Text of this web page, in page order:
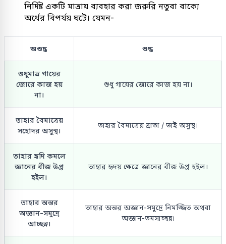
নির্দিষ্ট একটি মাত্রায় ব্যবহার করা জরুরি নতুবা বাক্যে
অর্থের বিপর্যয় ঘটে। যেমন-
অশুদ্ধ শুদ্ধ
শুধুমাত্র গায়ের
জোরে কাজ হয়
না।
শুধু গায়ের জোরে কাজ হয় না।
তাহার বৈমাত্রেয়
সহোদর অসুস্থ।
তাহার বৈমাত্রেয় ভ্রাতা / ভাই অসুস্থ।
তাহার হৃদি কমলে
জ্ঞানের বীজ উপ্ত
হইল।
তাহার হৃদয় ক্ষেত্রে জ্ঞানের বীজ উপ্ত হইল।
তাহার অন্তর
অজ্ঞান-সমুদ্রে
আচ্ছন্ন।
তাহার অন্তর অজ্ঞান-সমুদ্রে নিমজ্জিত অথবা
অজ্ঞান-তমসাচ্ছন্ন।